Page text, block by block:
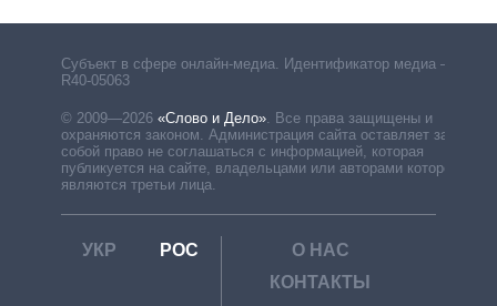
Субъект в сфере онлайн-медиа. Идентификатор медиа –
R40-05063
© 2009—2026 «Слово и Дело». Все права защищены и
охраняются законом. Администрация сайта оставляет за
собой право не соглашаться с информацией, которая
публикуется на сайте, владельцами или авторами которой
являются третьи лица.
УКР РОС
О НАС
КОНТАКТЫ